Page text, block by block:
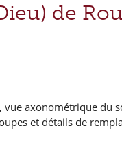
de
vue axonométrique du
et détails de